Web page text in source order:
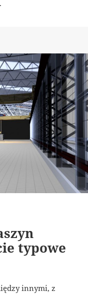
typowe
innymi, z